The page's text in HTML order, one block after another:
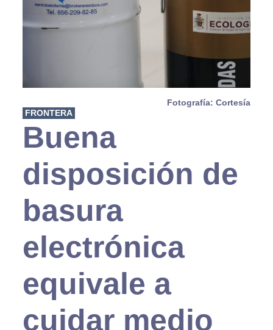
Fotografía: Cortesía
FRONTERA
Buena
disposición de
basura
electrónica
equivale a
cuidar medio